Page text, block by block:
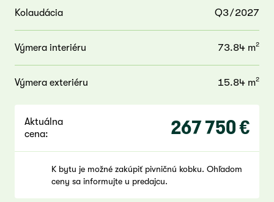
Kolaudácia Q3/2027
Výmera interiéru 73.84 m2
Výmera exteriéru 15.84 m2
Aktuálna
cena:
267 750 €
K bytu je možné zakúpiť pivničnú kobku. Ohľadom
ceny sa informujte u predajcu.